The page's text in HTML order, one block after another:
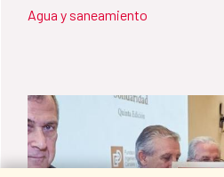
Agua y saneamiento